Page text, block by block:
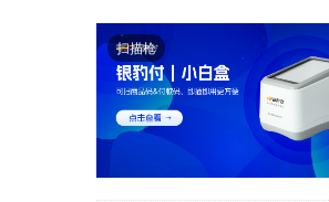
扫描枪